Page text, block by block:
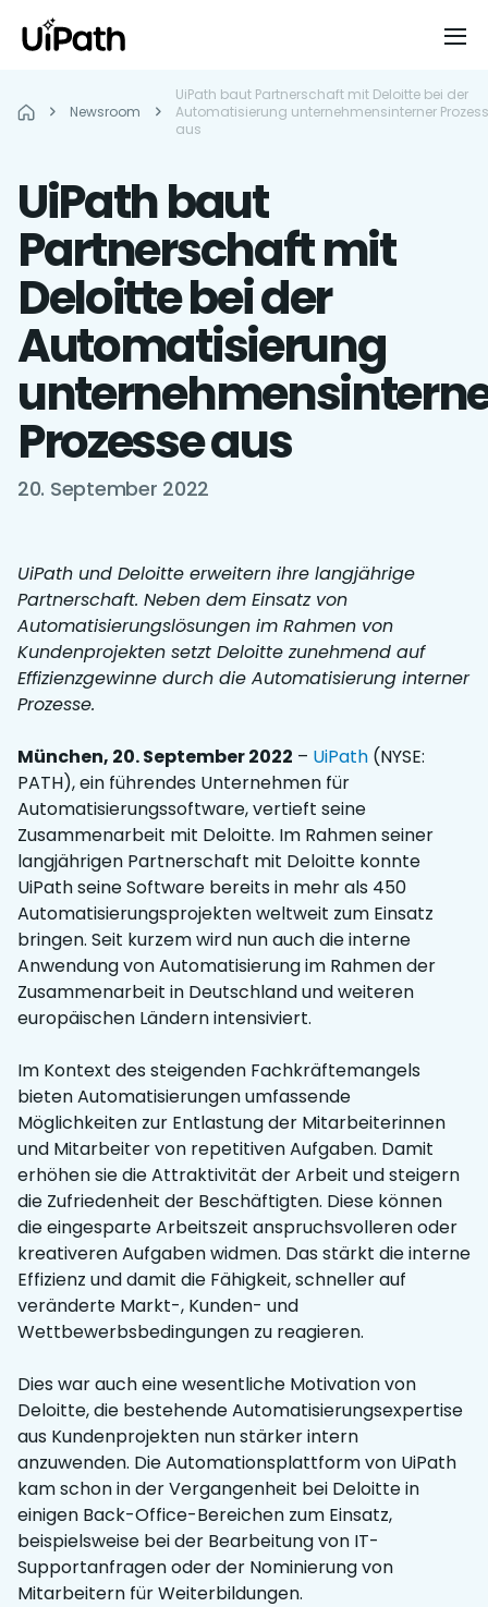
Newsroom
UiPath baut Partnerschaft mit Deloitte bei der
Automatisierung unternehmensinterner
aus
UiPath baut
Partnerschaft mit
Deloitte bei der
Automatisierung
Prozesse aus
20. September 2022
UiPath und Deloitte erweitern ihre langjährige
Partnerschaft. Neben dem Einsatz von
Automatisierungslösungen im Rahmen von
Kundenprojekten setzt Deloitte zunehmend auf
Effizienzgewinne durch die Automatisierung interner
Prozesse.
München, 20. September 2022 – UiPath (NYSE:
PATH), ein führendes Unternehmen für
Automatisierungssoftware, vertieft seine
Zusammenarbeit mit Deloitte. Im Rahmen seiner
langjährigen Partnerschaft mit Deloitte konnte
UiPath seine Software bereits in mehr als 450
Automatisierungsprojekten weltweit zum Einsatz
bringen. Seit kurzem wird nun auch die interne
Anwendung von Automatisierung im Rahmen der
Zusammenarbeit in Deutschland und weiteren
europäischen Ländern intensiviert.
Im Kontext des steigenden Fachkräftemangels
bieten Automatisierungen umfassende
Möglichkeiten zur Entlastung der Mitarbeiterinnen
und Mitarbeiter von repetitiven Aufgaben. Damit
erhöhen sie die Attraktivität der Arbeit und steigern
die Zufriedenheit der Beschäftigten. Diese können
die eingesparte Arbeitszeit anspruchsvolleren oder
kreativeren Aufgaben widmen. Das stärkt die interne
Effizienz und damit die Fähigkeit, schneller auf
veränderte Markt-, Kunden- und
Wettbewerbsbedingungen zu reagieren.
Dies war auch eine wesentliche Motivation von
Deloitte, die bestehende Automatisierungsexpertise
aus Kundenprojekten nun stärker intern
anzuwenden. Die Automationsplattform von UiPath
kam schon in der Vergangenheit bei Deloitte in
einigen Back-Office-Bereichen zum Einsatz,
beispielsweise bei der Bearbeitung von IT-
Supportanfragen oder der Nominierung von
Mitarbeitern für Weiterbildungen.